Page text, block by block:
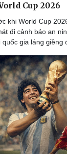
Cup 2026
khi World Cup
đi cảnh báo an
gia láng giềng